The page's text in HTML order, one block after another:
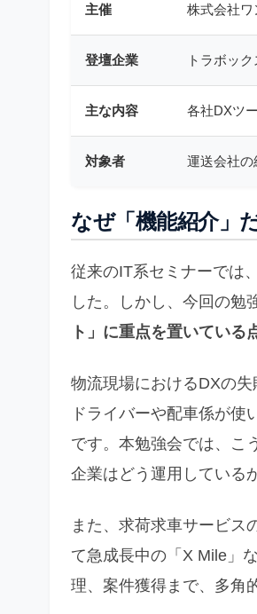
主催 株式会社ワ
登壇企業 トラボッ
主な内容 各社DXツ
対象者 運送会社
なぜ「機能紹介」
従来のIT系セミナーでは
した。しかし、今回の勉
ト」に重点を置いている
物流現場におけるDXの
ドライバーや配車係が
です。本勉強会では、こ
企業はどう運用している
また、求荷求車サービス
て急成長中の「X Mile」
理、案件獲得まで、多角